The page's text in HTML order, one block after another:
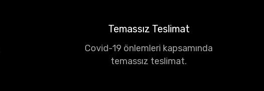
Temassız Teslimat
Covid-19 önlemleri kapsamında
temassız teslimat.